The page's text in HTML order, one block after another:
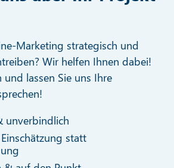
erreichen uns Mo. –
Fr. von 9 – 17 Uhr